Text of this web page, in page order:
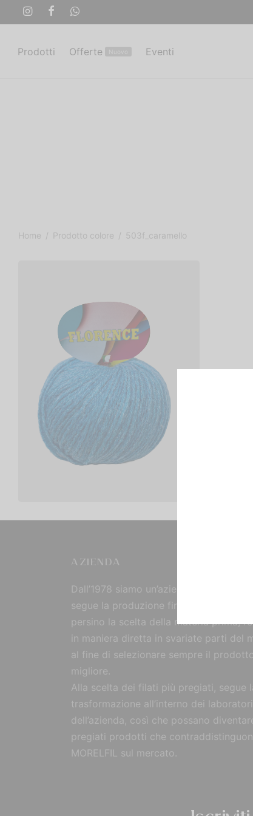
Prodotti Offerte Eventi
Home / Prodotto colore / 503f_caramello
FLORENCE – CONFEZIONE
DA 500GR.
AZIENDA
Dall’1978 siamo un’azienda strutturata
segue la produzione fin dall’origine,
persino la scelta della materia prima,
in maniera diretta in svariate parti del
al fine di selezionare sempre il prodotto
migliore.
Alla scelta dei filati più pregiati, segue
trasformazione all’interno dei laboratori
dell’azienda, così che possano diventare
pregiati prodotti che
MORELFIL sul mercato.